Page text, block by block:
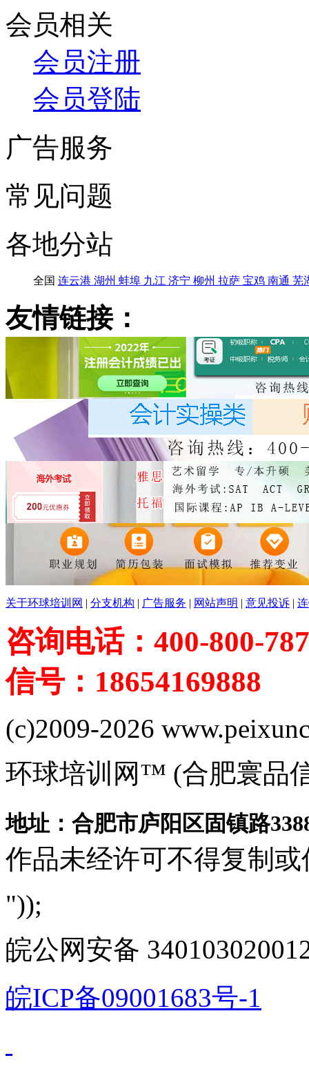
会员相关
会员注册
会员登陆
广告服务
常见问题
各地分站
全国 连云港 湖州 蚌埠 九江 济宁 柳州 拉萨 宝鸡 南通 芜
友情链接：
关于环球培训网 | 分支机构 | 广告服务 | 网站声明 | 意见投诉 |
咨询电话：400-800-
信号：18654169888
(c)2009-2026
环球培训网™ (合肥寰品
地址：合肥市庐阳区固镇路
作品未经许可不得复制或
"));
皖公网安备
皖ICP备09001683号-1